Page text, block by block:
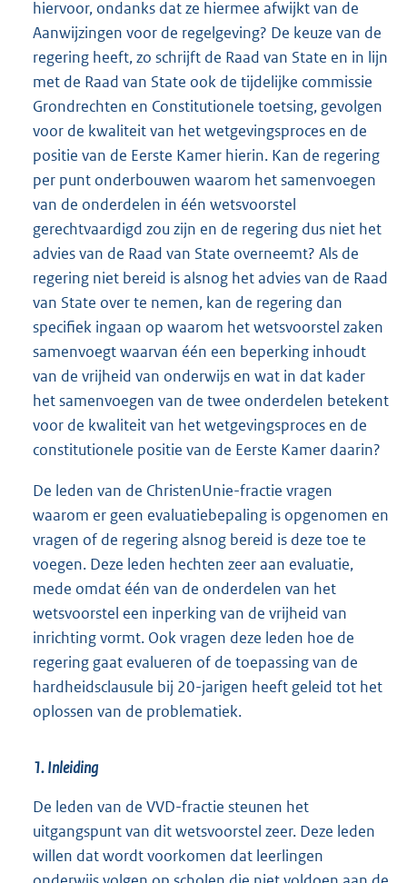
hiervoor, ondanks dat ze hiermee afwijkt van de
Aanwijzingen voor de regelgeving? De keuze van de
regering heeft, zo schrijft de Raad van State en in lijn
met de Raad van State ook de tijdelijke commissie
Grondrechten en Constitutionele toetsing, gevolgen
voor de kwaliteit van het wetgevingsproces en de
positie van de Eerste Kamer hierin. Kan de regering
per punt onderbouwen waarom het samenvoegen
van de onderdelen in één wetsvoorstel
gerechtvaardigd zou zijn en de regering dus niet het
advies van de Raad van State overneemt? Als de
regering niet bereid is alsnog het advies van de Raad
van State over te nemen, kan de regering dan
specifiek ingaan op waarom het wetsvoorstel zaken
samenvoegt waarvan één een beperking inhoudt
van de vrijheid van onderwijs en wat in dat kader
het samenvoegen van de twee onderdelen betekent
voor de kwaliteit van het wetgevingsproces en de
constitutionele positie van de Eerste Kamer daarin?
De leden van de ChristenUnie-fractie vragen
waarom er geen evaluatiebepaling is opgenomen en
vragen of de regering alsnog bereid is deze toe te
voegen. Deze leden hechten zeer aan evaluatie,
mede omdat één van de onderdelen van het
wetsvoorstel een inperking van de vrijheid van
inrichting vormt. Ook vragen deze leden hoe de
regering gaat evalueren of de toepassing van de
hardheidsclausule bij 20-jarigen heeft geleid tot het
oplossen van de problematiek.
1. Inleiding
De leden van de VVD-fractie steunen het
uitgangspunt van dit wetsvoorstel zeer. Deze leden
willen dat wordt voorkomen dat leerlingen